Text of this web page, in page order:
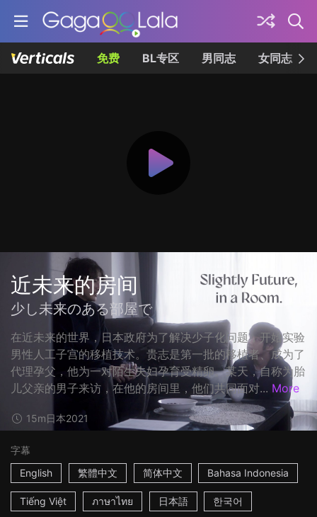
免费 BL专区 男同志 女同志
近未来的房间
少し未来のある部屋で
在近未来的世界，日本政府为了解决少子化问题，开始实验
男性人工子宫的移植技术。贵志是第一批的移植者、成为了
代理孕父，他为一对陌生夫妇孕育受精卵。某天，自称为胎
儿父亲的男子来访，在他的房间里，他们共同面对... More
15m日本2021
字幕
English
繁體中文 简体中文 Bahasa Indonesia
Tiếng Việt ภาษาไทย 日本語 한국어